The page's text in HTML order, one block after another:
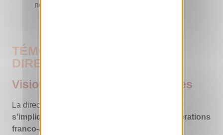
nous avons reçus ce soir. »
TÉMOIGNAGE DE LA
DIRECTRICE DE L’ENF
Vision, ambitions et perspectives
La directrice a réaffirmé la volonté de l’ENF de «
s’impliquer davantage dans les futures coopérations
franco-africaines